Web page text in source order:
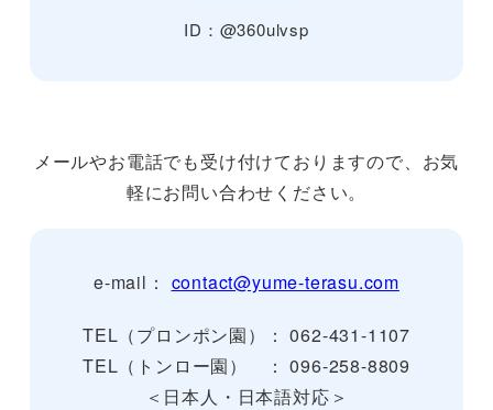
ID：@360ulvsp
メールやお電話でも受け付けておりますので、お気
軽にお問い合わせください。
e-mail： contact@yume-terasu.com
TEL（プロンポン園）： 062-431-1107
TEL（トンロー園） ： 096-258-8809
＜日本人・日本語対応＞